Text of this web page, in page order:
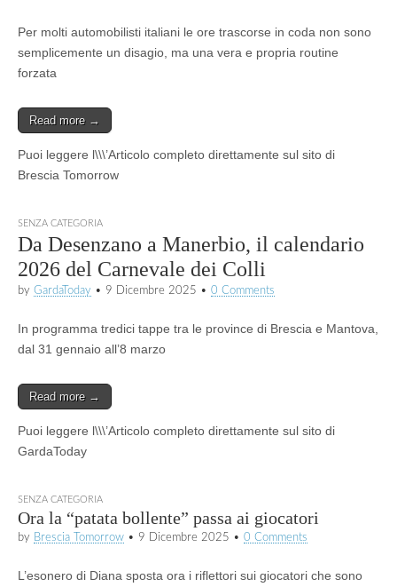
Per molti automobilisti italiani le ore trascorse in coda non sono
semplicemente un disagio, ma una vera e propria routine
forzata
Read more →
Puoi leggere l\\\’Articolo completo direttamente sul sito di
Brescia Tomorrow
SENZA CATEGORIA
Da Desenzano a Manerbio, il calendario
2026 del Carnevale dei Colli
by GardaToday • 9 Dicembre 2025 • 0 Comments
In programma tredici tappe tra le province di Brescia e Mantova,
dal 31 gennaio all’8 marzo
Read more →
Puoi leggere l\\\’Articolo completo direttamente sul sito di
GardaToday
SENZA CATEGORIA
Ora la “patata bollente” passa ai giocatori
by Brescia Tomorrow • 9 Dicembre 2025 • 0 Comments
L’esonero di Diana sposta ora i riflettori sui giocatori che sono